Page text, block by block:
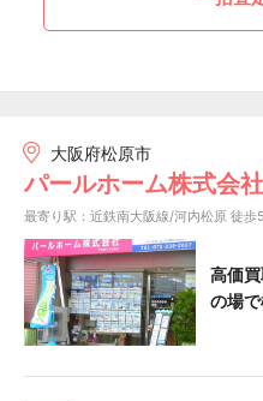
大阪府松原市
パールホーム株式会
最寄り駅：近鉄南大阪線/河内松原 徒歩
高価
の場で